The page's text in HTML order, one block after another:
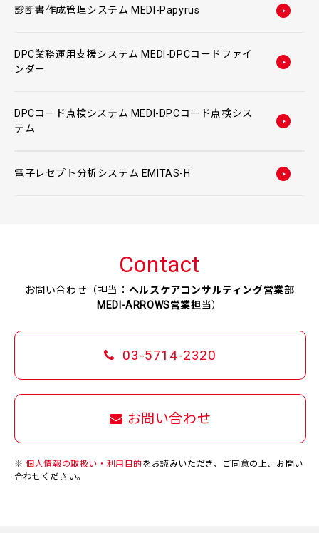
診断書作成管理システム MEDI-Papyrus
DPC業務運用支援システム MEDI-DPCコードファイ
ンダー
DPCコード点検システム MEDI-DPCコード点検シス
テム
電子レセプト分析システム EMITAS-H
Contact
お問い合わせ（担当： ヘルスケアコンサルティング営業部
MEDI-ARROWS営業担当）
03-5714-2320
お問い合わせ
※個人情報の取扱い・利用目的をお読みいただき、ご同意の上、お問い
合わせください。